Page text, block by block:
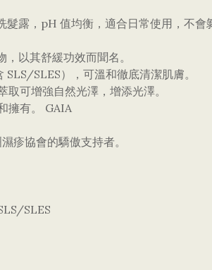
露，pH 值均衡，適合日常使用，不會
以其舒緩功效而聞名。
SLES），可溫和徹底清潔肌膚。
可增強自然光澤，增添光澤。
擁有。 GAIA
疹協會的驕傲支持者。
SLES